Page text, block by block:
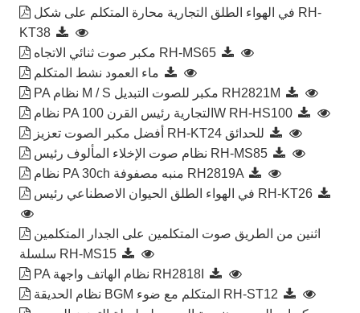
في الهواء الطلق التجارية محارة المتكلم على شكل RH-
KT38
مكبر صوت ثنائي الاتجاه RH-MS65
ماء العمود نشط المتكلم
PA نظام M / S مكبر للصوت التبديل RH2821M
نظام PA التجارية رئيس القرن 100W RH-HS100
أفضل مكبر الصوت تعزيز RH-KT24 للحدائق
نظام صوت الإخلاء المألوف رئيس RH-MS85
نظام PA 30ch منبه مصفوفة RH2819A
في الهواء الطلق الحيوان الاصطناعي رئيس RH-KT26
اثنين من الطريق صوت المتكلمين على الجدار المتكلمين
سلسلة RH-MS15
PA نظام الهاتف واجهة RH2818I
نظام الحديقة BGM المتكلم مع ضوء RH-ST12